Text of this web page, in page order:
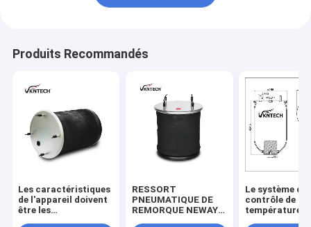
Produits Recommandés
Les caractéristiques
de l'appareil doivent
être les
RESSORT
PNEUMATIQUE DE
REMORQUE NEWAY
Le système de
contrôle de la
température